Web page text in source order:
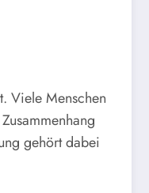
Viele Menschen
gehört dabei